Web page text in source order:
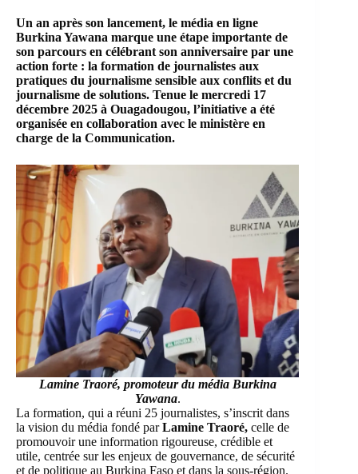
Un an après son lancement, le média en ligne
Burkina Yawana marque une étape importante de
son parcours en célébrant son anniversaire par une
action forte : la formation de journalistes aux
pratiques du journalisme sensible aux conflits et du
journalisme de solutions. Tenue le mercredi 17
décembre 2025 à Ouagadougou, l’initiative a été
organisée en collaboration avec le ministère en
charge de la Communication.
Lamine Traoré, promoteur du média Burkina
Yawana.
La formation, qui a réuni 25 journalistes, s’inscrit dans
la vision du média fondé parLamine Traoré, celle de
promouvoir une information rigoureuse, crédible et
utile, centrée sur les enjeux de gouvernance, de sécurité
et de politique au Burkina Faso et dans la sous-région.